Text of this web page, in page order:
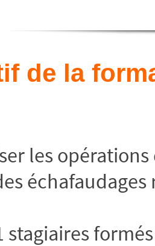
de la
les
stagiaires formés